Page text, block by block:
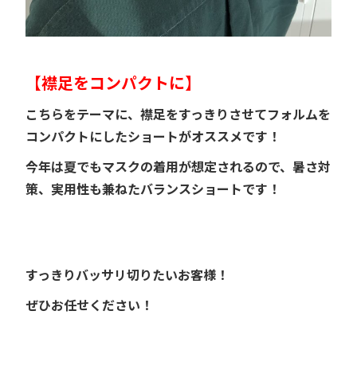
【襟足をコンパクトに】
こちらをテーマに、襟足をすっきりさせてフォルムを
コンパクトにしたショートがオススメです！
今年は夏でもマスクの着用が想定されるので、暑さ対
策、実用性も兼ねたバランスショートです！
すっきりバッサリ切りたいお客様！
ぜひお任せください！